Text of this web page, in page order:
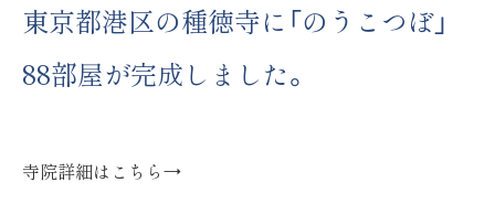
東京都港区の種徳寺に「のうこつぼ」
88部屋が完成しました。
寺院詳細はこちら→